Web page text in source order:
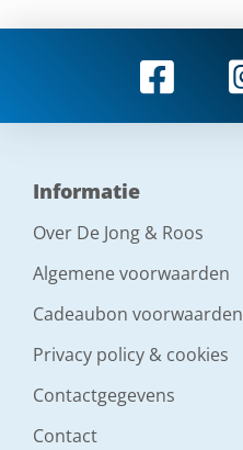
Informatie
Over De Jong & Roos
Algemene voorwaarden
Cadeaubon voorwaarden
Privacy policy & cookies
Contactgegevens
Contact